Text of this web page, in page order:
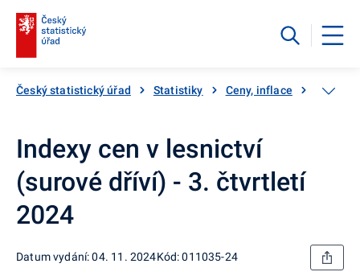
Český statistický úřad Statistiky Ceny, inflace Ceny
Indexy cen v lesnictví
(surové dříví) - 3. čtvrtletí
2024
Datum vydání: 04. 11. 2024Kód: 011035-24